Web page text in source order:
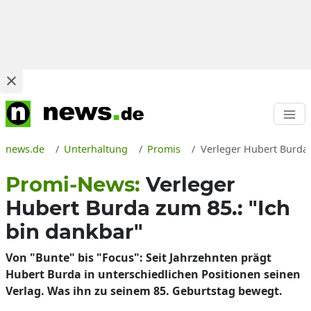
news.de Unterhaltung Promis Verleger Hubert
Promi-News: Verleger
Hubert Burda zum 85.: "Ich
bin dankbar"
Von "Bunte" bis "Focus": Seit Jahrzehnten prägt
Hubert Burda in unterschiedlichen Positionen seinen
Verlag. Was ihn zu seinem 85. Geburtstag bewegt.